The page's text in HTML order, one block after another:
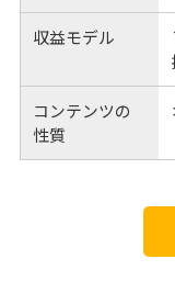
収益モデル
コンテンツの
性質